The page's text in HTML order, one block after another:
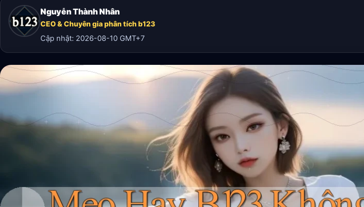
Nguyễn Thành Nhân
CEO & Chuyên gia phân tích b123
Cập nhật: 2026-08-10 GMT+7